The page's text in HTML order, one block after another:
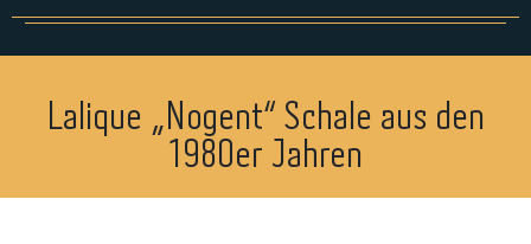
Lalique „Nogent“ Schale aus den
1980er Jahren